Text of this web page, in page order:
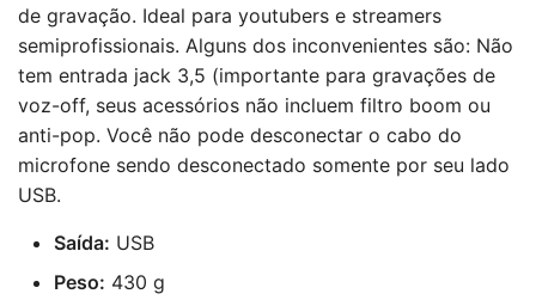
de gravação. Ideal para youtubers e streamers
semiprofissionais. Alguns dos inconvenientes são: Não
tem entrada jack 3,5 (importante para gravações de
voz-off, seus acessórios não incluem filtro boom ou
anti-pop. Você não pode desconectar o cabo do
microfone sendo desconectado somente por seu lado
USB.
Saída: USB
Peso: 430 g